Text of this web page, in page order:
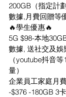
200GB（指定計
數據,月費回贈等
🔥學生優惠🔥
5G $98-本地
數據, 送社交及
（youtube抖音
量）
企業員工家庭月
-$376 -180GB 3